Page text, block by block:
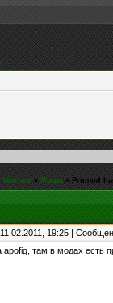
Warfare » Моды » Promod
19:25 |
apofig, там в модах есть